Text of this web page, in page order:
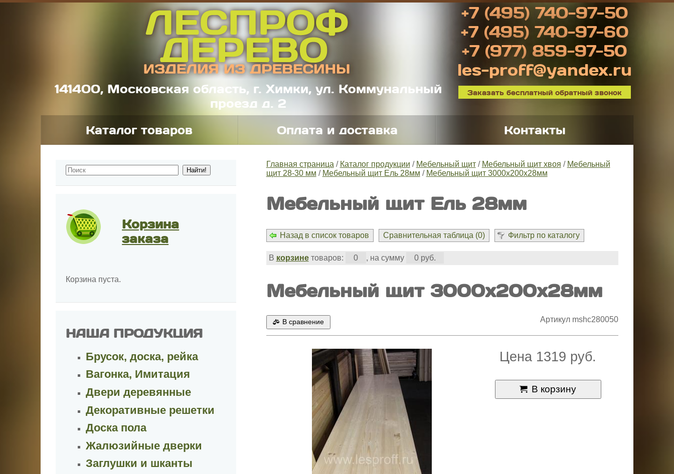
141400, Московская область, г. Химки, ул. Коммунальный
проезд д. 2
+7 (495) 740-97-50
+7 (495) 740-97-60
+7 (977) 859-97-50
les-proff@yandex.ru
Заказать бесплатный обратный звонок
Каталог товаров Оплата и доставка Контакты
Главная страница / Каталог продукции / Мебельный щит/ Мебельный щит хвоя / Мебельный
щит 28-30 мм / Мебельный щит Ель 28мм / Мебельный щит 3000x200х28мм
Мебельный щит Ель 28мм
Назад в список товаров Сравнительная таблица (0) Фильтр по каталогу
В корзинетоваров: 0 , на сумму 0 руб.
Мебельный щит 3000x200х28мм
В сравнение Артикул mshc280050
Цена 1319 руб.
В корзину
Корзина
заказа
Корзина пуста.
НАША ПРОДУКЦИЯ
Брусок, доска, рейка
Вагонка, Имитация
Двери деревянные
Декоративные решетки
Доска пола
Жалюзийные дверки
Заглушки и шканты